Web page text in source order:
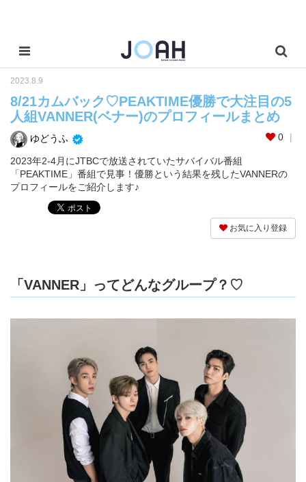
2023.8.9
8/21カムバック♡PEAKTIME優勝で大注目の5
人組VANNER(ベナー)のプロフィールまとめ
ゆどうふ 0
2023年2-4月にJTBCで放送されていたサバイバル番組
「PEAKTIME」番組で見事！優勝という結果を残したVANNERの
プロフィールをご紹介します♪
お気に入り登録
「VANNER」ってどんなグループ？♡